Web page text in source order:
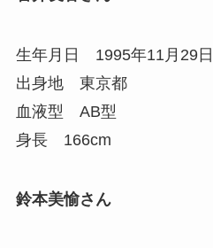
生年月日 1995年11月29日
出身地 東京都
血液型 AB型
身長 166cm
鈴本美愉さん